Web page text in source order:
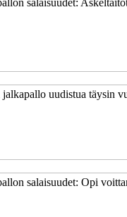
uudistua täysin
salaisuudet: Opi